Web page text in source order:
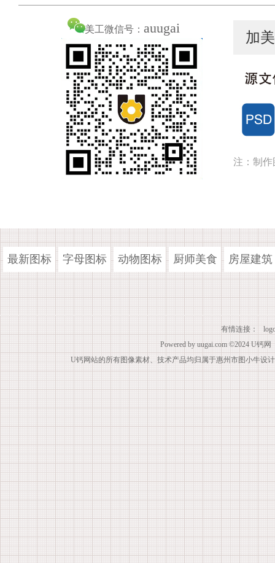
美工微信号： auugai
加
注：制作
最新图标 字母图标 动物图标 厨师美食 房屋建筑
有情连接：
Powered by uugai.com ©2024 U钙网
U钙网站的所有图像素材、技术产品均归属于惠州市图小牛设